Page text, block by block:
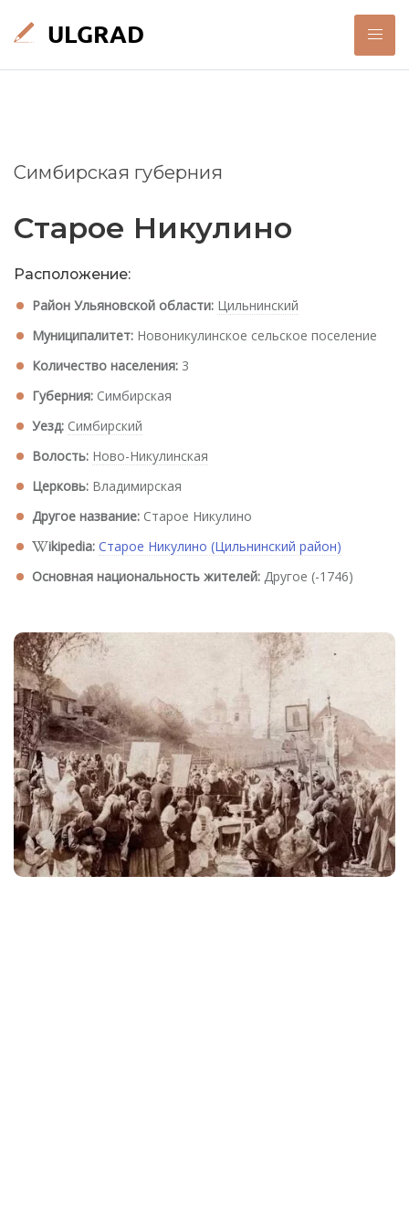
Симбирская губерния
Старое Никулино
Расположение:
Район Ульяновской области: Цильнинский
Муниципалитет: Новоникулинское сельское поселение
Количество населения: 3
Губерния: Симбирская
Уезд: Симбирский
Волость: Ново-Никулинская
Церковь: Владимирская
Другое название: Старое Никулино
ikipedia: Старое Никулино (Цильнинский район)
Основная национальность жителей: Другое (-1746)